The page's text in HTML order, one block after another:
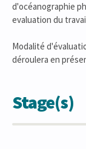
d'océanographie
evaluation du
Modalité
déroulera en
Stage(s)